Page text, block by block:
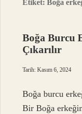
Etiket:Boğa
Boğa Burcu
Çıkarılır
Tarih: Kasım 6, 2024
Boğa burcu
Bir Boğa